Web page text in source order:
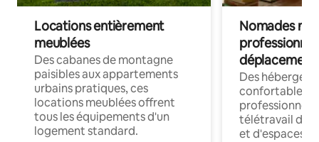
Locations entièrement
meublées
Des cabanes de montagne
paisibles aux appartements
urbains pratiques, ces
locations meublées offrent
tous les équipements d'un
logement standard.
Nomades
déplacement
Des
confortables
professionnels
télétravail
et d'espaces